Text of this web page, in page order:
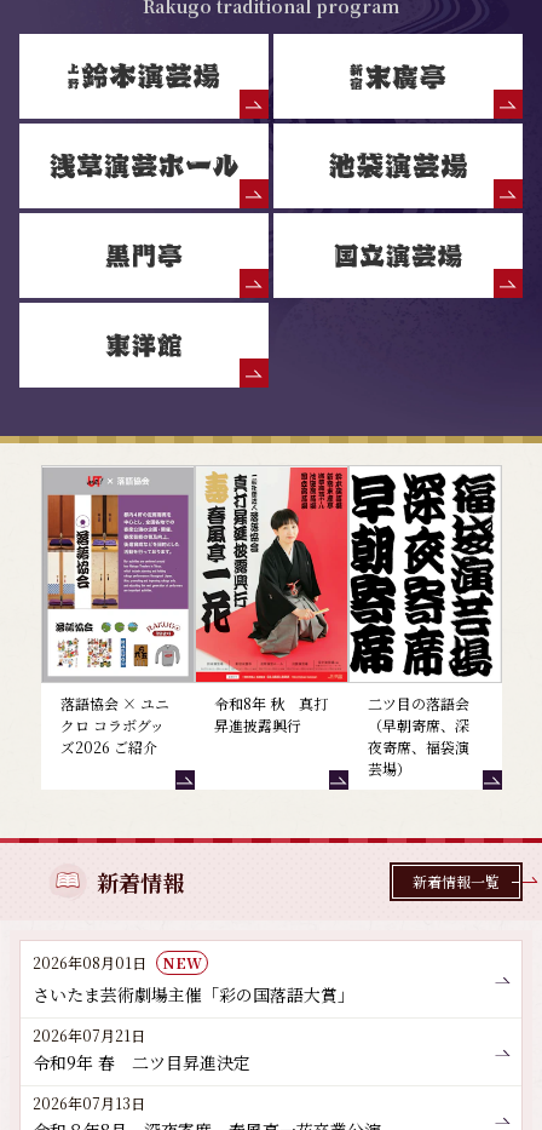
Rakugo traditional program
落語協会からのお知らせ
落語協会 × ユニ
クロ コラボグッ
ズ2026 ご紹介
令和8年 秋 真打
昇進披露興行
二ツ目の落語会
（早朝寄席、深
夜寄席、福袋演
芸場）
新着情報
2026年08月01日 NEW
さいたま芸術劇場主催「彩の国落語大賞」
2026年07月21日
令和9年 春 二ツ目昇進決定
2026年07月13日
新着情報一覧